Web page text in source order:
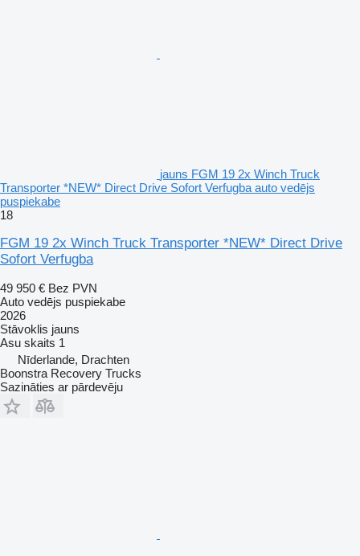
jauns FGM 19 2x Winch Truck
Transporter *NEW* Direct Drive Sofort Verfugba auto vedējs
puspiekabe
18
FGM 19 2x Winch Truck Transporter *NEW* Direct Drive
Sofort Verfugba
49 950 € Bez PVN
Auto vedējs puspiekabe
2026
Stāvoklis jauns
Asu skaits 1
Nīderlande, Drachten
Boonstra Recovery Trucks
Sazināties ar pārdevēju